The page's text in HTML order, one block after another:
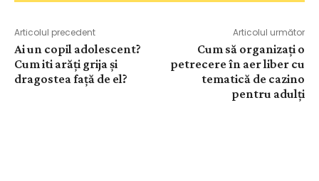
Articolul precedent
Ai un copil adolescent?
Cum iti arăți grija și
dragostea față de el?
Articolul următor
Cum să organizați o
petrecere în aer liber cu
tematică de cazino
pentru adulți